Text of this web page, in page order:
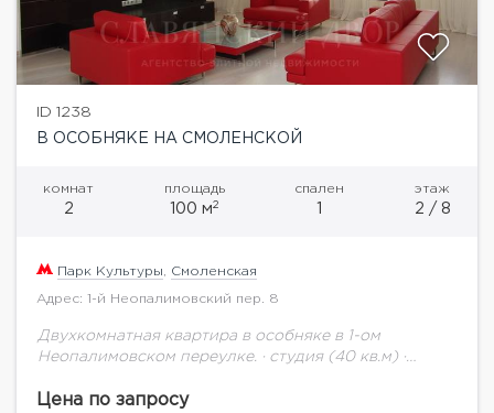
ID 1238
В ОСОБНЯКЕ НА СМОЛЕНСКОЙ
комнат
2
площадь
100 м2
спален
1
этаж
2 / 8
Парк Культуры Смоленская
Адрес: 1-й Неопалимовский пер. 8
Двухкомнатная квартира в особняке в 1-ом
Неопалимовском переулке. · студия (40 кв.м) ·
биде), · встроенная кухня со всей техникой...
Цена по запросу